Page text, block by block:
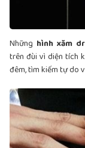
Những hình xăm
trên đùi vì diện tích
đêm, tìm kiếm tự do